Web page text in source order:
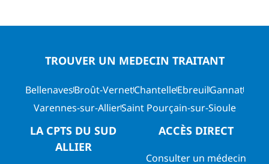
TROUVER UN MEDECIN TRAITANT
BellenavesBroût-VernetChantelleEbreuilGannat
Varennes-sur-AllierSaint Pourçain-sur-Sioule
LA CPTS DU SUD
ALLIER
ACCÈS DIRECT
Consulter un médecin